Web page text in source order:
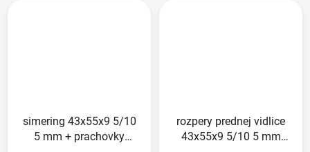
simering 43x55x9 5/10
5 mm + prachovky
rozpery prednej vidlice
43x55x9 5/10 5 mm